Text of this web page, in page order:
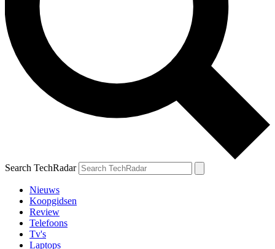
Search TechRadar
Nieuws
Koopgidsen
Review
Telefoons
Tv's
Laptops